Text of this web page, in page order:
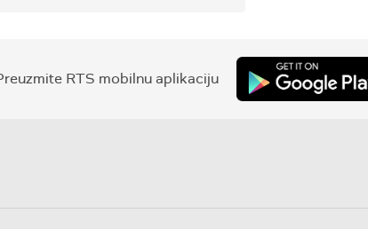
RTS mobilnu aplikaciju